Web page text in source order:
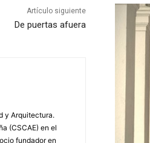
Artículo siguiente
De puertas afuera
y Arquitectura.
(CSCAE) en el
fundador en